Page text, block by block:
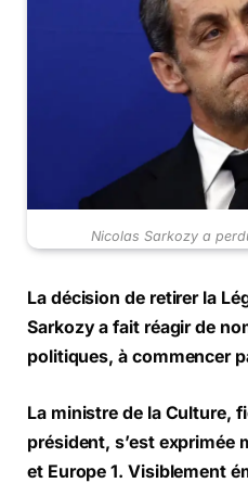
Nicolas Sarkozy a
La décision de retirer la
Sarkozy a fait réagir de
politiques, à commencer
La ministre de la Culture,
président, s’est exprimée
et Europe 1. Visiblement